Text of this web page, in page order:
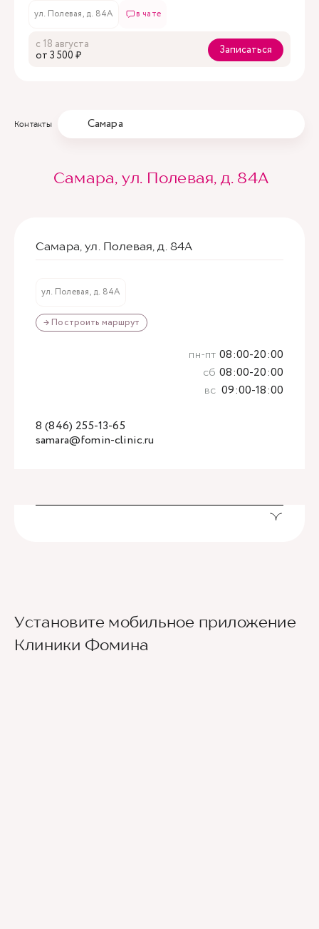
ул. Полевая, д. 84А в чате
с 18 августа
oт 3 500 ₽
Записаться
Контакты Самара
Самара, ул. Полевая, д. 84А
Самара, ул. Полевая, д. 84А
ул. Полевая, д. 84А
→ Построить маршрут
samara@fomin-clinic.ru
8 (846) 255-13-65
пн-пт 08:00-20:00
сб 08:00-20:00
вс 09:00-18:00
Установите мобильное приложение
Клиники Фомина